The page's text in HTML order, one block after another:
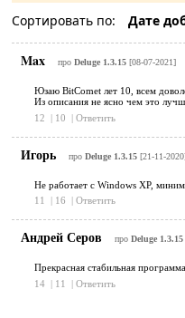
Сортировать по: Дате
Max про Deluge 1.3.15[08-07-2021]
Юзаю BitComet лет 10, всем
Из описания не ясно чем это
12
| 10 | Ответить
Игорь про Deluge 1.3.15[21-11-
Не работает с Windows XP,
11
| 16 | Ответить
Андрей Серов про Deluge 1.3.15
Прекрасная стабильная
14 | 11 | Ответить